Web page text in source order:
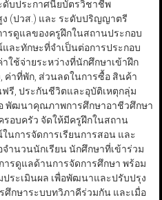
ดับประกาศนียบัตรวิชาชีพ
(ปวส.) และ ระดับปริญญาตรี
รดูแลของครูฝึกในสถานประกอบ
ละทักษะที่จำเป็นต่อการประกอบ
ช้จ่ายระหว่างที่นักศึกษาเข้าฝึก
, ค่าที่พัก, ส่วนลดในการซื้อ สินค้า
รี, ประกันชีวิตและอุบัติเหตุกลุ่ม
พัฒนาคุณภาพการศึกษาอาชีวศึกษา
อบครัว จัดให้มีครูฝึกในสถาน
การจัดการเรียนการสอน และ
ำนวนนักเรียน นักศึกษาที่เข้าร่วม
ารดูแลด้านการจัดการศึกษา พร้อม
ระเมินผล เพื่อพัฒนาและปรับปรุง
กษาระบบทวิภาคีร่วมกัน และเมื่อ